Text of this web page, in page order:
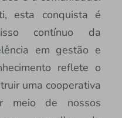
esta conquista é
contínuo da
em gestão e
reflete o
uma cooperativa
meio de nossos